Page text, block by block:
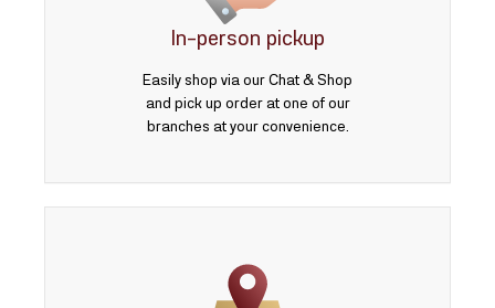
In-person pickup
Easily shop via our Chat & Shop
and pick up order at one of our
branches at your convenience.